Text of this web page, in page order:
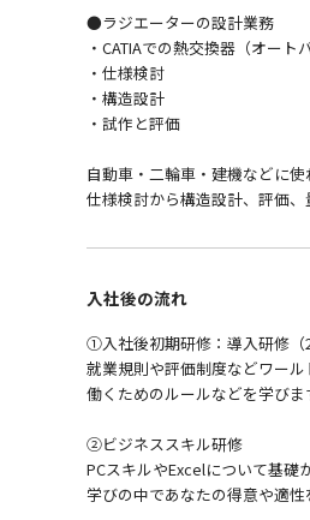
●ラジエーターの設計業務
・CATIAでの熱交換器（オー
・仕様検討
・構造設計
・試作と評価
自動車・二輪車・建機などに使
仕様検討から構造設計、評価
入社後の流れ
①入社後初期研修：導入研修（2
就業規則や評価制度などワー
働くためのルールなどを学びま
②ビジネススキル研修
PCスキルやExcelについて基礎
学びの中であなたの得意や適